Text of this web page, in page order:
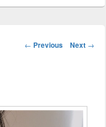
Навигация
← Previous Next →